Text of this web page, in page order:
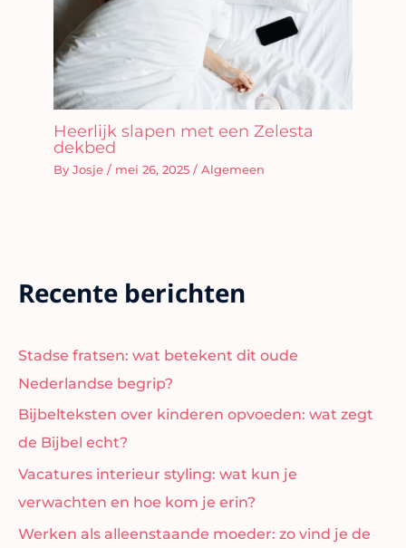
Heerlijk slapen met een Zelesta
dekbed
By Josje / mei 26, 2025 / Algemeen
Recente berichten
Stadse fratsen: wat betekent dit oude
Nederlandse begrip?
Bijbelteksten over kinderen opvoeden: wat zegt
de Bijbel echt?
Vacatures interieur styling: wat kun je
verwachten en hoe kom je erin?
Werken als alleenstaande moeder: zo vind je de